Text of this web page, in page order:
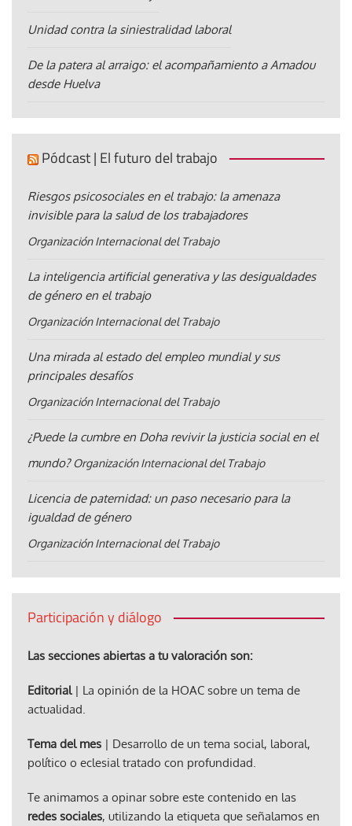
Unidad contra la siniestralidad laboral
De la patera al arraigo: el acompañamiento a Amadou
desde Huelva
Pódcast | El futuro del trabajo
Riesgos psicosociales en el trabajo: la amenaza
invisible para la salud de los trabajadores
Organización Internacional del Trabajo
La inteligencia artificial generativa y las desigualdades
de género en el trabajo
Organización Internacional del Trabajo
Una mirada al estado del empleo mundial y sus
principales desafíos
Organización Internacional del Trabajo
¿Puede la cumbre en Doha revivir la justicia social en el
mundo? Organización Internacional del Trabajo
Licencia de paternidad: un paso necesario para la
igualdad de género
Organización Internacional del Trabajo
Participación y diálogo
Las secciones abiertas a tu valoración son:
Editorial| La opinión de la HOAC sobre un tema de
actualidad.
Tema del mes | Desarrollo de un tema social, laboral,
político o eclesial tratado con profundidad.
Te animamos a opinar sobre este contenido en las
redes sociales, utilizando la etiqueta que señalamos en